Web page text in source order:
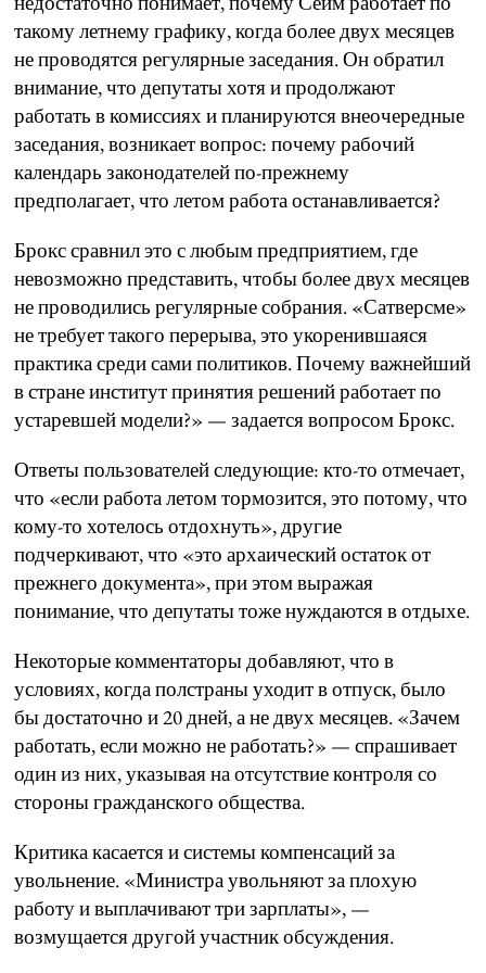
такому летнему графику, когда более двух месяцев
не проводятся регулярные заседания. Он обратил
внимание, что депутаты хотя и продолжают
работать в комиссиях и планируются внеочередные
заседания, возникает вопрос: почему рабочий
календарь законодателей по-прежнему
предполагает, что летом работа останавливается?
Брокс сравнил это с любым предприятием, где
невозможно представить, чтобы более двух месяцев
не проводились регулярные собрания. «Сатверсме»
не требует такого перерыва, это укоренившаяся
практика среди сами политиков. Почему важнейший
в стране институт принятия решений работает по
устаревшей модели?» — задается вопросом Брокс.
Ответы пользователей следующие: кто-то отмечает,
что «если работа летом тормозится, это потому, что
кому-то хотелось отдохнуть», другие
подчеркивают, что «это архаический остаток от
прежнего документа», при этом выражая
понимание, что депутаты тоже нуждаются в отдыхе.
Некоторые комментаторы добавляют, что в
условиях, когда полстраны уходит в отпуск, было
бы достаточно и 20 дней, а не двух месяцев. «Зачем
работать, если можно не работать?» — спрашивает
один из них, указывая на отсутствие контроля со
стороны гражданского общества.
Критика касается и системы компенсаций за
увольнение. «Министра увольняют за плохую
работу и выплачивают три зарплаты», —
возмущается другой участник обсуждения.